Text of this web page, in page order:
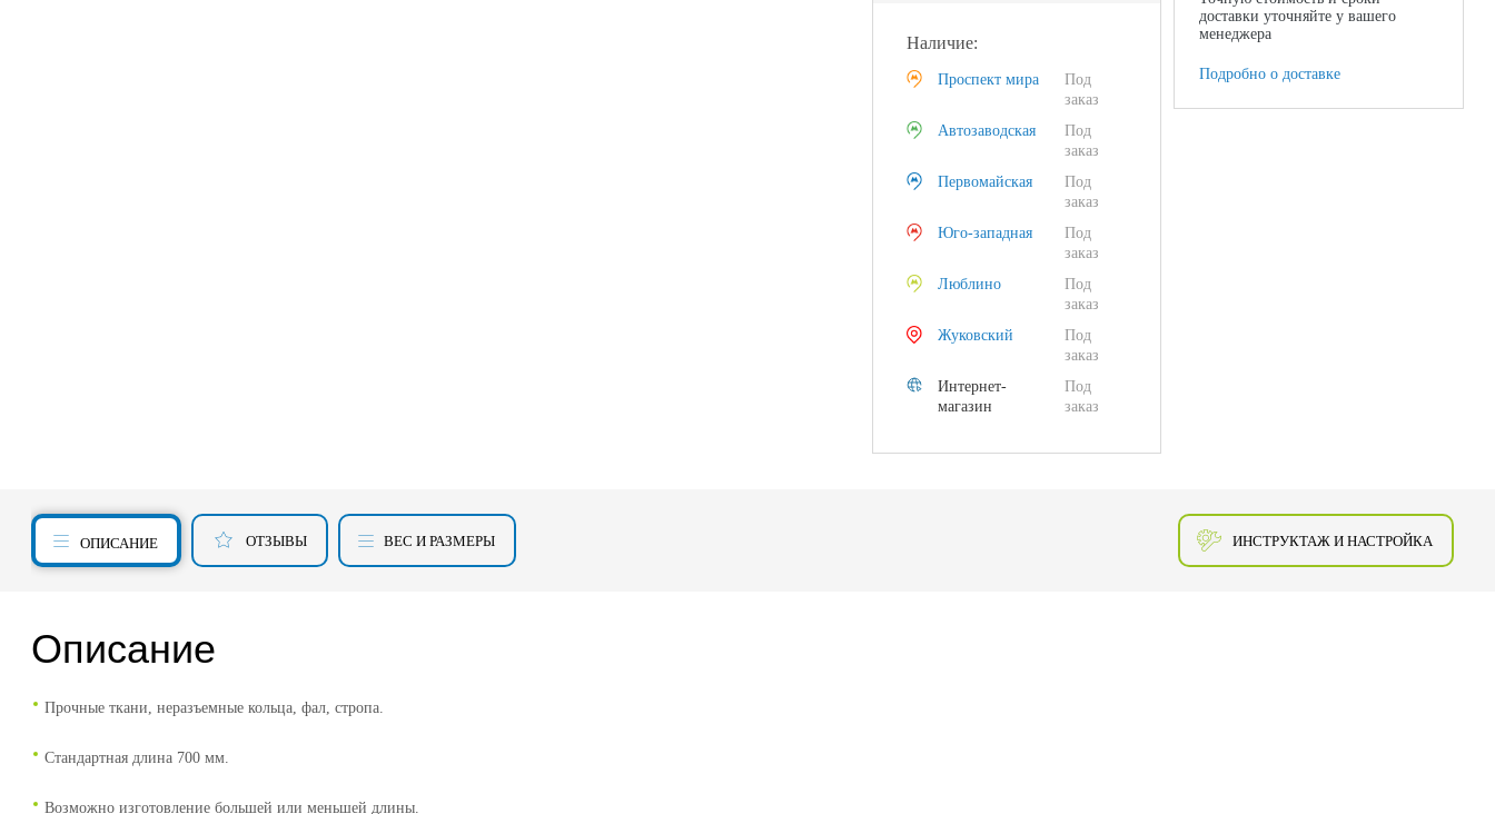
Наличие:
Проспект мира
Под
заказ
Автозаводская
Под
заказ
Первомайская
Под
заказ
Юго-западная
Под
заказ
Люблино
Под
заказ
Жуковский
Под
заказ
Интернет-
магазин
Под
заказ
доставки уточняйте у вашего
менеджера
Подробно о доставке
ОПИСАНИЕ ОТЗЫВЫ ВЕС И РАЗМЕРЫ ИНСТРУКТАЖ И НАСТРОЙКА
Описание
Прочные ткани, неразъемные кольца, фал, стропа.
Стандартная длина 700 мм.
Возможно изготовление большей или меньшей длины.